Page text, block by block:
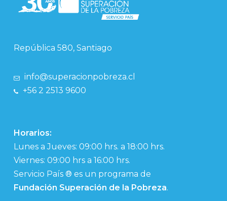
República 580, Santiago
info@superacionpobreza.cl
+56 2 2513 9600
Horarios:
Lunes a Jueves: 09:00 hrs. a 18:00 hrs.
Viernes: 09:00 hrs a 16:00 hrs.
Servicio País ® es un programa de
Fundación Superación de la Pobreza.